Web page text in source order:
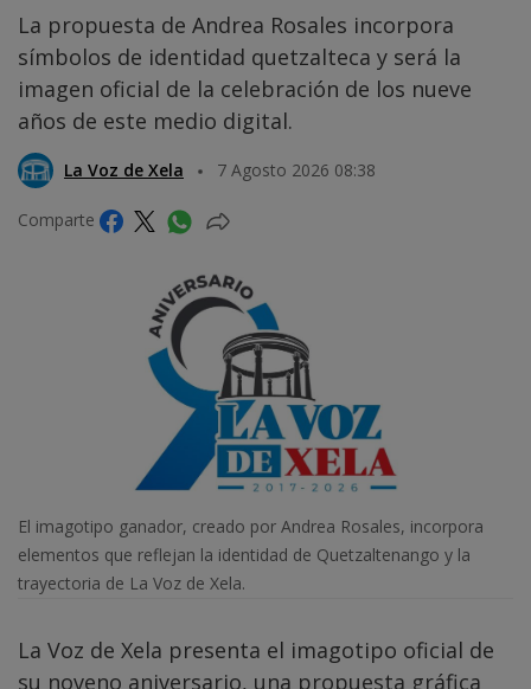
La propuesta de Andrea Rosales incorpora
símbolos de identidad quetzalteca y será la
imagen oficial de la celebración de los nueve
años de este medio digital.
La Voz de Xela 7 Agosto 2026 08:38
Comparte
El imagotipo ganador, creado por Andrea Rosales, incorpora
elementos que reflejan la identidad de Quetzaltenango y la
trayectoria de La Voz de Xela.
La Voz de Xela presenta el imagotipo oficial de
su noveno aniversario, una propuesta gráfica